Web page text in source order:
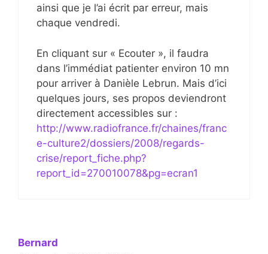
ainsi que je l’ai écrit par erreur, mais
chaque vendredi.
En cliquant sur « Ecouter », il faudra
dans l’immédiat patienter environ 10 mn
pour arriver à Danièle Lebrun. Mais d’ici
quelques jours, ses propos deviendront
directement accessibles sur :
http://www.radiofrance.fr/chaines/franc
e-culture2/dossiers/2008/regards-
crise/report_fiche.php?
report_id=270010078&pg=ecran1
Bernard